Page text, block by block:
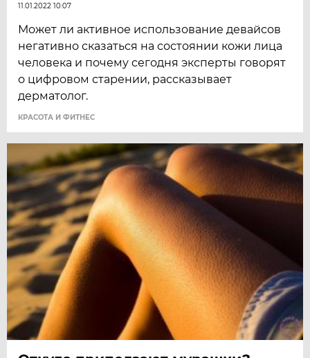
11.01.2022 10:07
Может ли активное использование девайсов
негативно сказаться на состоянии кожи лица
человека и почему сегодня эксперты говорят
о цифровом старении, рассказывает
дерматолог.
КРАСОТА И ФИТНЕС